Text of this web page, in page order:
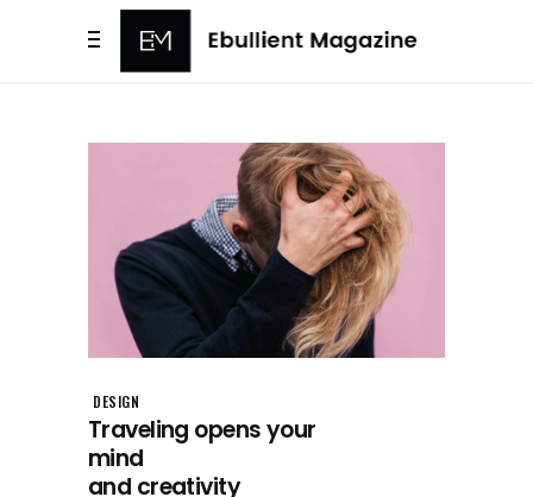
DESIGN
Traveling opens your
mind
and creativity